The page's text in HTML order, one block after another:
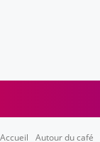
Accueil Autour du café